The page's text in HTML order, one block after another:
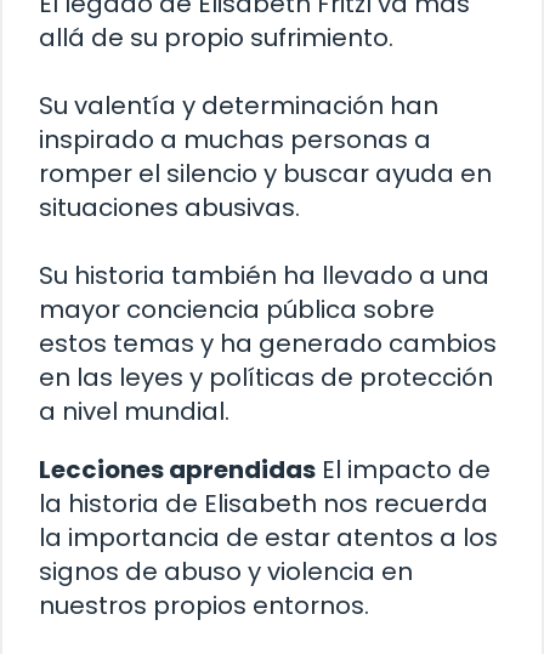
allá de su propio sufrimiento.
Su valentía y determinación han
inspirado a muchas personas a
romper el silencio y buscar ayuda en
situaciones abusivas.
Su historia también ha llevado a una
mayor conciencia pública sobre
estos temas y ha generado cambios
en las leyes y políticas de protección
a nivel mundial.
Lecciones aprendidas El impacto de
la historia de Elisabeth nos recuerda
la importancia de estar atentos a los
signos de abuso y violencia en
nuestros propios entornos.